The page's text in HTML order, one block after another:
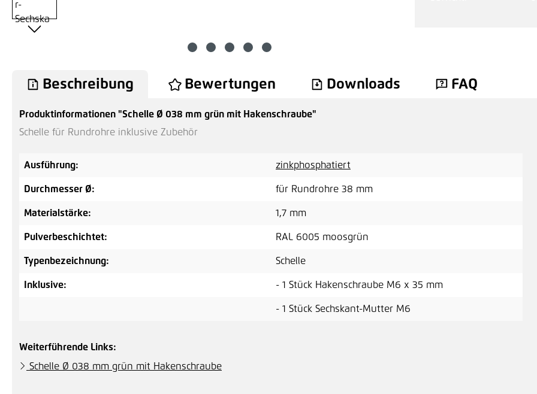
Beschreibung Bewertungen Downloads FAQ
Produktinformationen "Schelle Ø 038 mm grün mit Hakenschraube"
Schelle für Rundrohre inklusive Zubehör
Ausführung: zinkphosphatiert
Durchmesser Ø: für Rundrohre 38 mm
Materialstärke: 1,7 mm
Pulverbeschichtet: RAL 6005 moosgrün
Typenbezeichnung: Schelle
Inklusive: - 1 Stück Hakenschraube M6 x 35 mm
- 1 Stück Sechskant-Mutter M6
Weiterführende Links:
Schelle Ø 038 mm grün mit Hakenschraube